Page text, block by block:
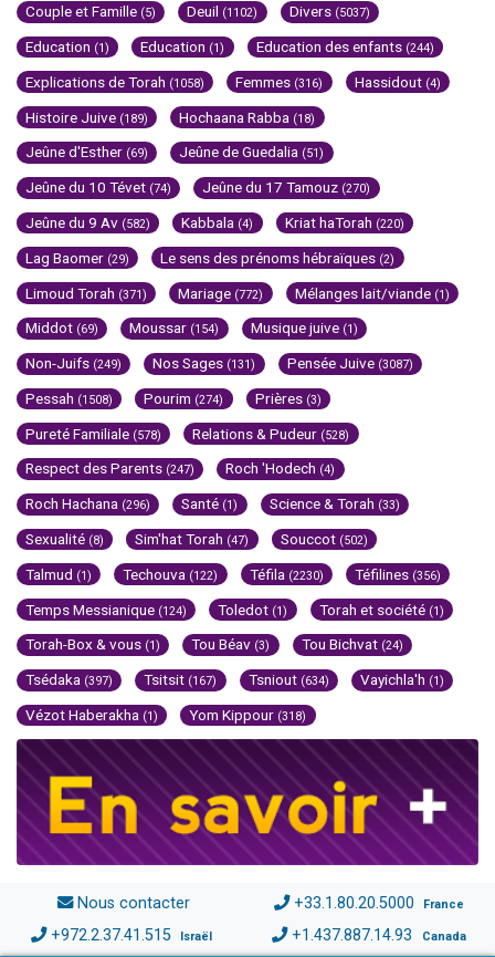
Couple et Famille (5) Deuil (1102) Divers (5037)
Education (1) Education (1) Education des enfants (244)
Explications de Torah (1058) Femmes (316) Hassidout (4)
Histoire Juive (189) Hochaana Rabba (18)
Jeûne d'Esther (69) Jeûne de Guedalia (51)
Jeûne du 10 Tévet (74) Jeûne du 17 Tamouz (270)
Jeûne du 9 Av (582) Kabbala (4) Kriat haTorah (220)
Lag Baomer (29) Le sens des prénoms hébraïques (2)
Limoud Torah (371) Mariage (772) Mélanges lait/viande (1)
Middot (69) Moussar (154) Musique juive (1)
Non-Juifs (249) Nos Sages (131) Pensée Juive (3087)
Pessah (1508) Pourim (274) Prières (3)
Pureté Familiale (578) Relations & Pudeur (528)
Respect des Parents (247) Roch 'Hodech (4)
Roch Hachana (296) Santé (1) Science & Torah (33)
Sexualité (8) Sim'hat Torah (47) Souccot (502)
Talmud (1) Techouva (122) Téfila (2230) Téfilines (356)
Temps Messianique (124) Toledot (1) Torah et société (1)
Torah-Box & vous (1) Tou Béav (3) Tou Bichvat (24)
Tsédaka (397) Tsitsit (167) Tsniout (634) Vayichla'h (1)
Vézot Haberakha (1) Yom Kippour (318)
Nous contacter +33.1.80.20.5000 France
+972.2.37.41.515 Israël +1.437.887.14.93 Canada